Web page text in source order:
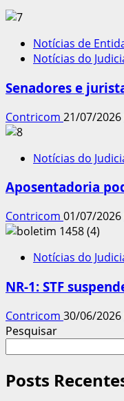
Notícias de
Notícias do
Senadores e
Contricom 21/07/2026
Notícias do
Aposentadoria
Contricom 01/07/2026
Notícias do
NR-1: STF
Contricom 30/06/2026
Pesquisar
Posts